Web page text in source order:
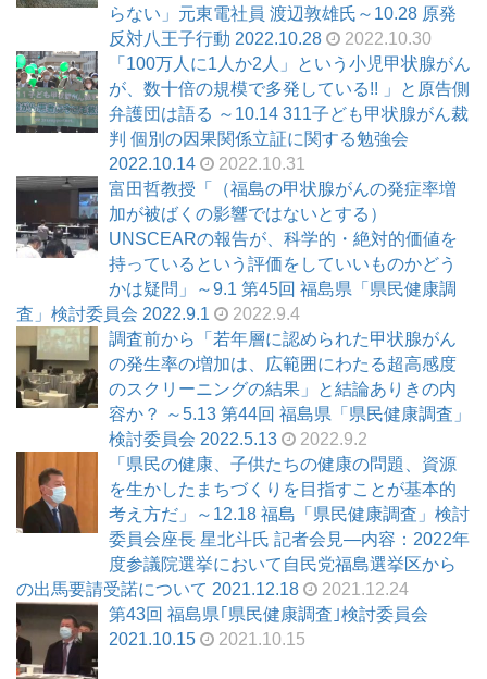
らない」元東電社員 渡辺敦雄氏～10.28 原発
反対八王子行動 2022.10.28
2022.10.30
「100万人に1人か2人」という小児甲状腺がん
が、数十倍の規模で多発している!! 」と原告側
弁護団は語る ～10.14 311子ども甲状腺がん裁
判 個別の因果関係立証に関する勉強会
2022.10.14
2022.10.31
富田哲教授「（福島の甲状腺がんの発症率増
加が被ばくの影響ではないとする）
UNSCEARの報告が、科学的・絶対的価値を
持っているという評価をしていいものかどう
かは疑問」～9.1 第45回 福島県「県民健康調
査」検討委員会 2022.9.1
2022.9.4
調査前から「若年層に認められた甲状腺がん
の発生率の増加は、広範囲にわたる超高感度
のスクリーニングの結果」と結論ありきの内
容か？ ～5.13 第44回 福島県「県民健康調査」
検討委員会 2022.5.13
2022.9.2
「県民の健康、子供たちの健康の問題、資源
を生かしたまちづくりを目指すことが基本的
考え方だ」～12.18 福島「県民健康調査」検討
委員会座長 星北斗氏 記者会見―内容：2022年
度参議院選挙において自民党福島選挙区から
の出馬要請受諾について 2021.12.18
2021.12.24
第43回 福島県｢県民健康調査｣検討委員会
2021.10.15
2021.10.15